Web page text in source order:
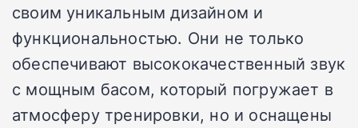
своим уникальным дизайном и
функциональностью. Они не только
обеспечивают высококачественный звук
с мощным басом, который погружает в
атмосферу тренировки, но и оснащены